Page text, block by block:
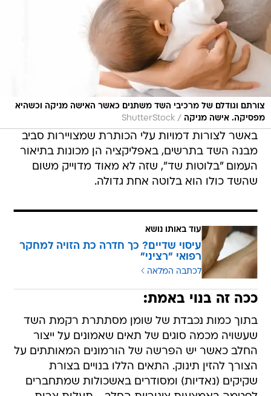
צורתם וגודלם של מרכיבי השד משתנים כאשר האישה מניקה וכשהיא
מפסיקה. אישה מניקה /
ShutterStock
באשר לצורות דמויות עלי הכותרת שמצויירות סביב
מבנה השד בתרשים, באפליקציה הן מכונות בתיאור
העמום "בלוטות שד", שזה לא מאוד מדוייק משום
שהשד כולו הוא בלוטה אחת גדולה.
עוד באותו נושא
עיסוי שדיים? כך חדרה כת הזויה למחקר
רפואי "רציני"
לכתבה המלאה
ככה זה בנוי באמת:
בתוך כמות נכבדת של שומן מסתתרת רקמת השד
שעשויה מכמה סוגים של תאים שאמונים על ייצור
החלב כאשר יש הפרשה של הורמונים המאותתים על
הצורך להזין תינוק. התאים הללו בנויים בצורת
שקיקים (נאדיות) ומסודרים באשכולות שמתחברים